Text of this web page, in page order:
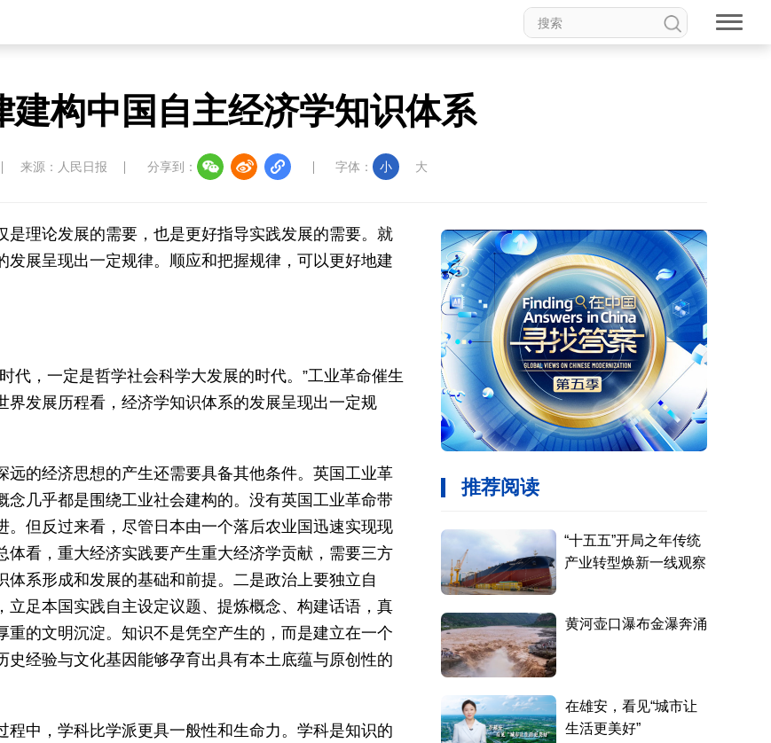
建构中国自主经济学知识体系
来源：人民日报 分享到： 字体： 小 大
理论发展的需要，也是更好指导实践发展的需要。就
展呈现出一定规律。顺应和把握规律，可以更好地建
代，一定是哲学社会科学大发展的时代。”工业革命催生
发展历程看，经济学知识体系的发展呈现出一定规
的经济思想的产生还需要具备其他条件。英国工业革
几乎都是围绕工业社会建构的。没有英国工业革命带
但反过来看，尽管日本由一个落后农业国迅速实现现
看，重大经济实践要产生重大经济学贡献，需要三方
系形成和发展的基础和前提。二是政治上要独立自
足本国实践自主设定议题、提炼概念、构建话语，真
的文明沉淀。知识不是凭空产生的，而是建立在一个
经验与文化基因能够孕育出具有本土底蕴与原创性的
中，学科比学派更具一般性和生命力。学科是知识的